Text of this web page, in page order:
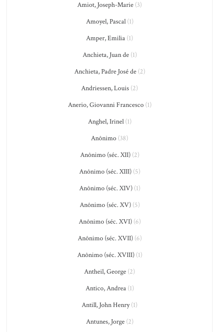
Amiot, Joseph-Marie (3)
Amoyel, Pascal(1)
Amper, Emilia (1)
Anchieta, Juan de(1)
Anchieta, Padre José de(2)
Andriessen, Louis (2)
Anerio, Giovanni Francesco(1)
Anghel, Irinel(1)
Anônimo (38)
Anônimo (séc. XII)(2)
Anônimo (séc. XIII)(5)
Anônimo (séc. XIV)(1)
Anônimo (séc. XV)(5)
Anônimo (séc. XVI)(6)
Anônimo (séc. XVII)(6)
Anônimo (séc. XVIII)(1)
Antheil, George (2)
Antico, Andrea(1)
Antill, John Henry(1)
Antunes, Jorge(2)